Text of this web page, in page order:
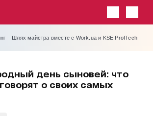
Шлях майстра вместе с Work.ua и KSE ProfTech
день сыновей: что
о своих самых